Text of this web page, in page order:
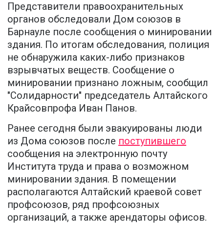
Представители правоохранительных
органов обследовали Дом союзов в
Барнауле после сообщения о минировании
здания. По итогам обследования, полиция
не обнаружила каких-либо признаков
взрывчатых веществ. Сообщение о
минировании признано ложным, сообщил
"Солидарности" председатель Алтайского
Крайсовпрофа Иван Панов.
Ранее сегодня были эвакуированы люди
из Дома союзов после поступившего
сообщения на электронную почту
Института труда и права о возможном
минировании здания. В помещении
располагаются Алтайский краевой совет
профсоюзов, ряд профсоюзных
организаций, а также арендаторы офисов.